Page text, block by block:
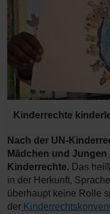
Kinderrechte
Nach der UN-
Mädchen und
Kinderrechte. Das
in der Herkunft,
überhaupt keine Rolle
der